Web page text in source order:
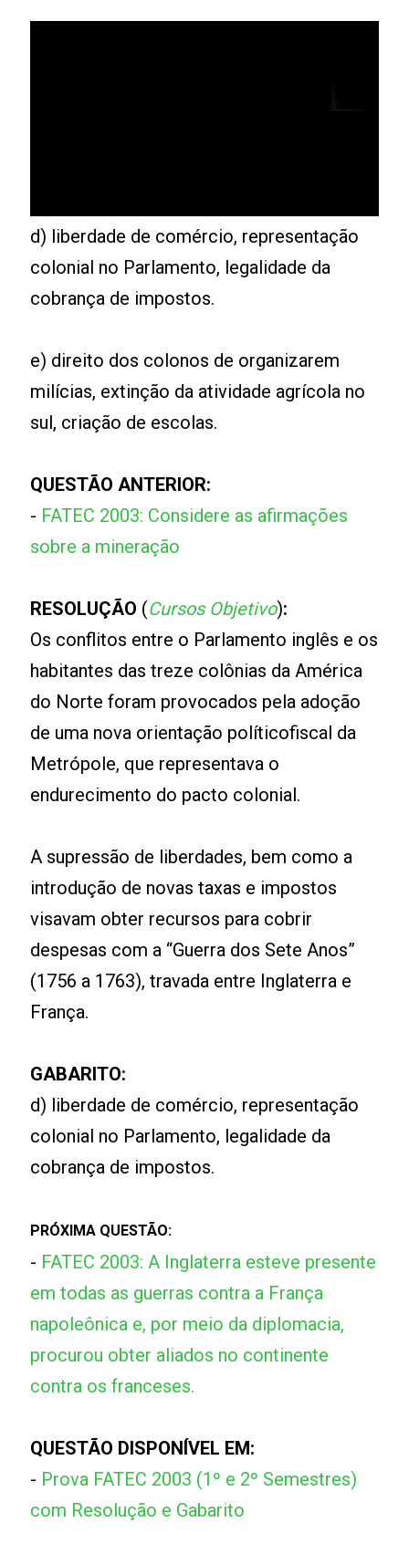
d) liberdade de comércio, representação
colonial no Parlamento, legalidade da
cobrança de impostos.
e) direito dos colonos de organizarem
milícias, extinção da atividade agrícola no
sul, criação de escolas.
QUESTÃO ANTERIOR:
- FATEC 2003: Considere as afirmações
sobre a mineração
RESOLUÇÃO (Cursos Objetivo):
Os conflitos entre o Parlamento inglês e os
habitantes das treze colônias da América
do Norte foram provocados pela adoção
de uma nova orientação políticofiscal da
Metrópole, que representava o
endurecimento do pacto colonial.
A supressão de liberdades, bem como a
introdução de novas taxas e impostos
visavam obter recursos para cobrir
despesas com a “Guerra dos Sete Anos”
(1756 a 1763), travada entre Inglaterra e
França.
GABARITO:
d) liberdade de comércio, representação
colonial no Parlamento, legalidade da
cobrança de impostos.
PRÓXIMA QUESTÃO:
- FATEC 2003: A Inglaterra esteve presente
em todas as guerras contra a França
napoleônica e, por meio da diplomacia,
procurou obter aliados no continente
contra os franceses.
QUESTÃO DISPONÍVEL EM:
- Prova FATEC 2003 (1º e 2º Semestres)
com Resolução e Gabarito